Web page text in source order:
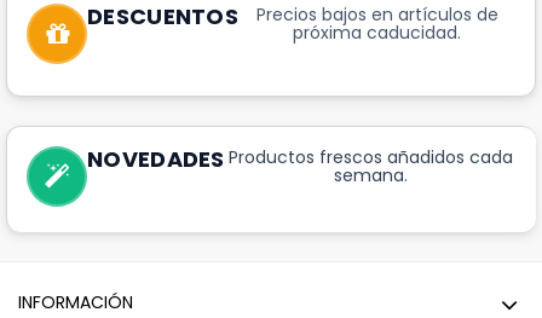
DESCUENTOS Precios bajos en artículos de
próxima caducidad.
NOVEDADES Productos frescos añadidos cada
semana.
INFORMACIÓN